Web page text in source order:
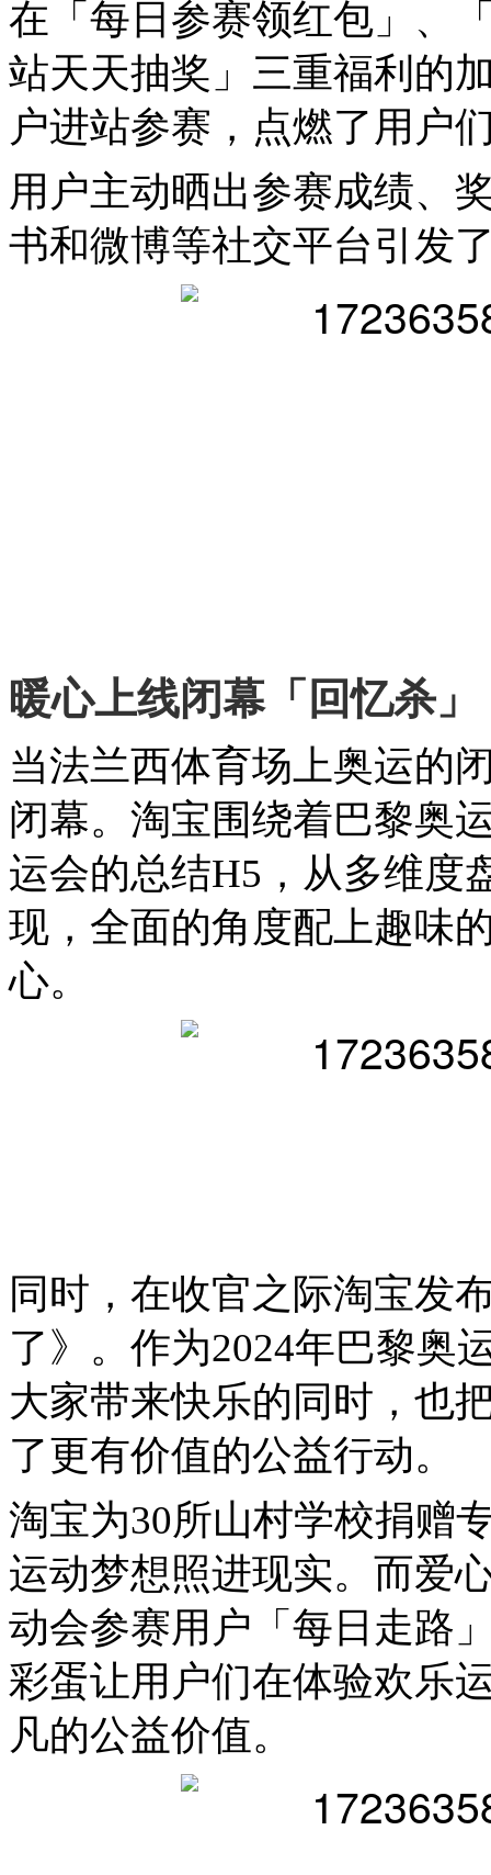
在「每日参赛领红包」、
站天天抽奖」三重福利的
户进站参赛，点燃了用户
用户主动晒出参赛成绩、
书和微博等社交平台引发
暖心上线闭幕「回忆杀
当法兰西体育场上奥运的
闭幕。淘宝围绕着巴黎奥
运会的总结H5，从多维度
现，全面的角度配上趣味
心。
同时，在收官之际淘宝发
了》。作为2024年巴黎奥
大家带来快乐的同时，也
了更有价值的公益行动。
淘宝为30所山村学校捐赠
运动梦想照进现实。而爱
动会参赛用户「每日走路
彩蛋让用户们在体验欢乐
凡的公益价值。